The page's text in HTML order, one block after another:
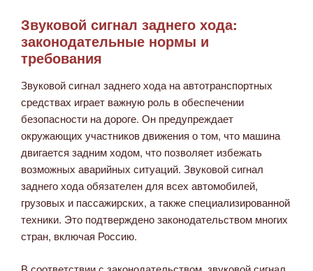
Звуковой сигнал заднего хода:
законодательные нормы и
требования
Звуковой сигнал заднего хода на автотранспортных
средствах играет важную роль в обеспечении
безопасности на дороге. Он предупреждает
окружающих участников движения о том, что машина
двигается задним ходом, что позволяет избежать
возможных аварийных ситуаций. Звуковой сигнал
заднего хода обязателен для всех автомобилей,
грузовых и пассажирских, а также специализированной
техники. Это подтверждено законодательством многих
стран, включая Россию.